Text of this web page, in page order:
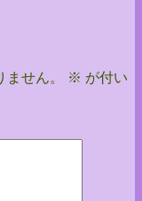
せん。 ※ が付い